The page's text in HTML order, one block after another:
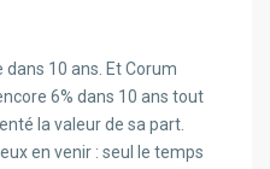
10 ans. Et Corum
6% dans 10 ans tout
la valeur de sa part.
en venir : seul le temps